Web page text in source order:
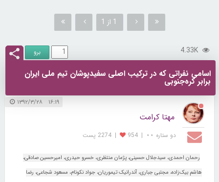
1 از 1
4.33K
اسامی نفراتی که در ترکیب اصلی سفیدپوشان تیم ملی ایران
برابر کره‌جنوبی
۱۶:۱۹ ۱۳۹۲/۳/۲۸
مهتا کرامت
دو ستاره ⋆⋆ |
954
| 2274 پست
رحمان احمدی، سیدجلال حسینی، پژمان منتظری، خسرو حیدری، امیرحسین صادقی،
هاشم بیک‌زاده، مجتبی جباری، آندرانیک تیموریان، جواد نکونام، مسعود شجاعی، رضا